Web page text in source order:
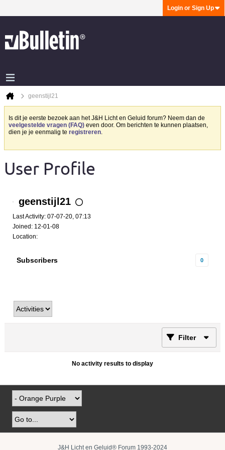
Login or Sign Up
geenstijl21
Is dit je eerste bezoek aan het J&H Licht en Geluid forum? Neem dan de
veelgestelde vragen (FAQ) even door. Om berichten te kunnen plaatsen,
dien je je eenmalig te registreren.
User Profile
geenstijl21
Last Activity: 07-07-20, 07:13
Joined: 12-01-08
Location:
Subscribers 0
Filter
No activity results to display
J&H Licht en Geluid® Forum 1993-2024